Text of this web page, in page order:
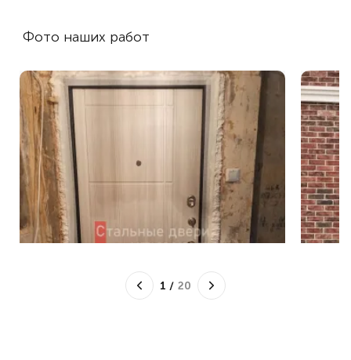
Фото наших работ
1 / 20